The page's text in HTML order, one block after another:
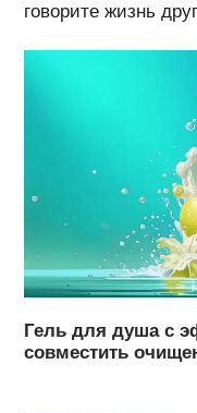
говорите жизнь
Гель для душа с
совместить